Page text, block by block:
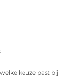
keuze past bij